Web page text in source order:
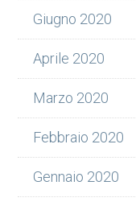
Giugno 2020
Aprile 2020
Marzo 2020
Febbraio 2020
Gennaio 2020